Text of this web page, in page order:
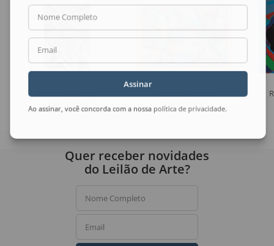
Sem Título
Sem Título
Nome Completo
Email
Assinar
Ao assinar, você concorda com a nossa política de privacidade.
Quer receber novidades
do Leilão de Arte?
Nome Completo
Email